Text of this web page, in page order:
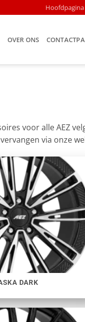
Hoofdpagina
OVER ONS
voor alle AEZ
via onze
DARK